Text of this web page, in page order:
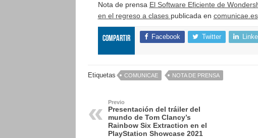
Nota de prensa El Software Eficiente de
en el regreso a clases publicada en comunicae.es
Compartir Facebook Twitter
Etiquetas COMUNICAE NOTA DE PRENSA
Previo
Presentación del tráiler del
mundo de Tom Clancy’s
Rainbow Six Extraction en el
PlayStation Showcase 2021